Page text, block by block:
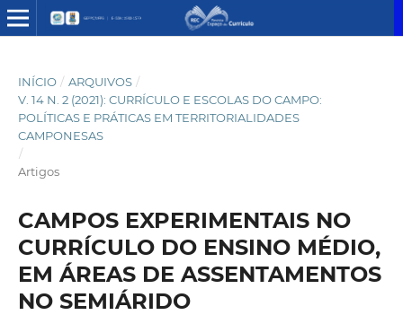
INÍCIO / ARQUIVOS /
V. 14 N. 2 (2021): CURRÍCULO E ESCOLAS DO CAMPO:
POLÍTICAS E PRÁTICAS EM TERRITORIALIDADES
CAMPONESAS
/
Artigos
CAMPOS EXPERIMENTAIS NO
CURRÍCULO DO ENSINO MÉDIO,
EM ÁREAS DE ASSENTAMENTOS
NO SEMIÁRIDO